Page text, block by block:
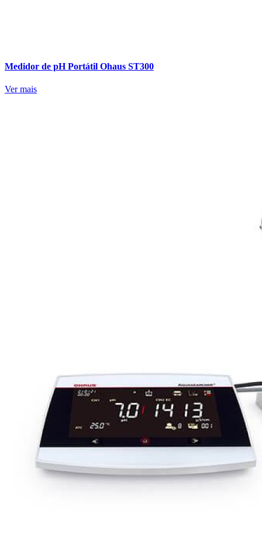
Medidor de pH Portátil Ohaus ST300
Ver mais